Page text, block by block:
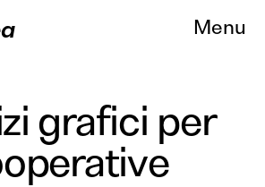
Menu
grafici per